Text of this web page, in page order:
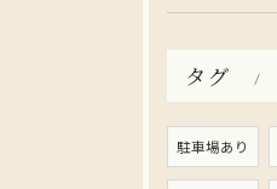
タグ
駐車場あり